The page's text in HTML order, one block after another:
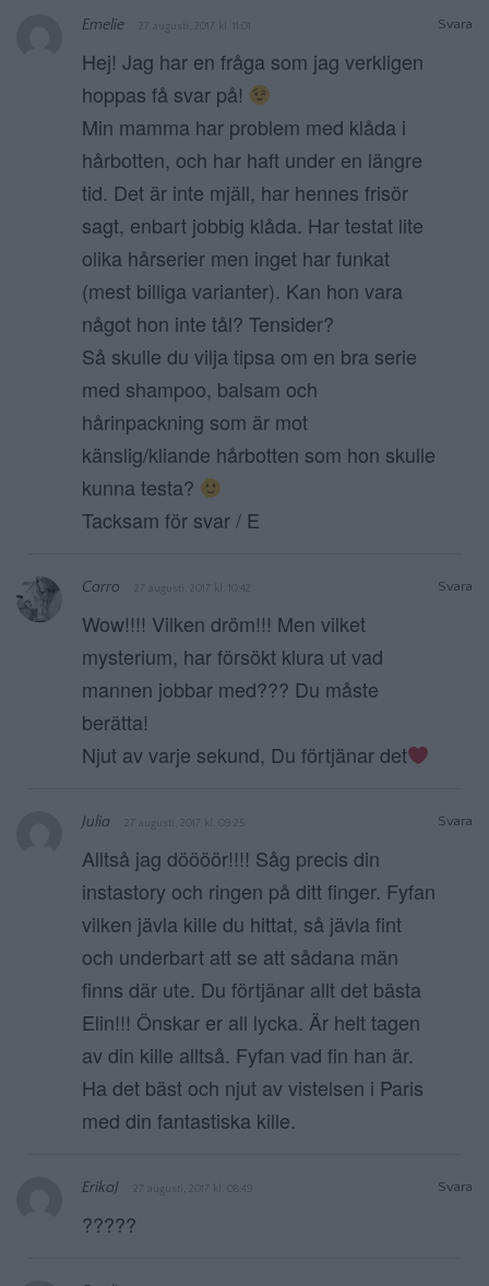
Svara
Emelie 27 augusti, 2017 kl. 11:01
Hej! Jag har en fråga som jag verkligen
hoppas få svar på!
Min mamma har problem med klåda i
hårbotten, och har haft under en längre
tid. Det är inte mjäll, har hennes frisör
sagt, enbart jobbig klåda. Har testat lite
olika hårserier men inget har funkat
(mest billiga varianter). Kan hon vara
något hon inte tål? Tensider?
Så skulle du vilja tipsa om en bra serie
med shampoo, balsam och
hårinpackning som är mot
känslig/kliande hårbotten som hon skulle
kunna testa?
Tacksam för svar / E
Svara
Carro 27 augusti, 2017 kl. 10:42
Wow!!!! Vilken dröm!!! Men vilket
mysterium, har försökt klura ut vad
mannen jobbar med??? Du måste
berätta!
Njut av varje sekund, Du förtjänar det
Svara
Julia 27 augusti, 2017 kl. 09:25
Alltså jag döööör!!!! Såg precis din
instastory och ringen på ditt finger. Fyfan
vilken jävla kille du hittat, så jävla fint
och underbart att se att sådana män
finns där ute. Du förtjänar allt det bästa
Elin!!! Önskar er all lycka. Är helt tagen
av din kille alltså. Fyfan vad fin han är.
Ha det bäst och njut av vistelsen i Paris
med din fantastiska kille.
Svara
ErikaJ 27 augusti, 2017 kl. 08:49
?????